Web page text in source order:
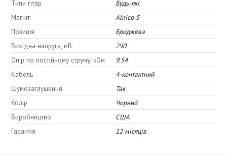
запропонував назвати цю модель Fortitude (Мужність), оскільки
"це просто, це чесно, це виразно і дуже потужно". Модель
доступна як у стандартному, так і у F-Spaced виконанні.
Тембр:
Верх: 3,5
Верхня середина: 6,0
Нижня середина: 5,0
Низ: 4,0
Типи гітар
Будь-які
Магніт
Alnico 5
Позиція
Бриджева
Вихідна напруга, мВ
290
Опір по постійному струму, кОм
9.54
Кабель
4-контактний
Шумозаглушення
Так
Колір
Чорний
Виробництво
США
Гарантія
12 місяців